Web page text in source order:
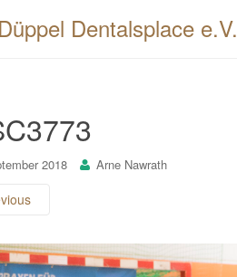
Dentalsplace e.V.
2018 Arne Nawrath